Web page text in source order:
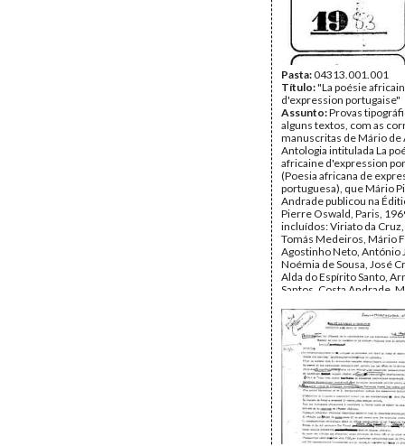
Página(s):32
Pasta:04313.001.001
Título:"La poésie
d'expression portugaise"
Assunto:Provas
alguns textos, com as
manuscritas de Mário de
Antologia intitulada La
africaine d'expression
(Poesia africana de
portuguesa), que Mário
Andrade publicou na
Pierre Oswald, Paris,
incluídos: Viriato da
Tomás Medeiros, Mário
Agostinho Neto, António
Noémia de Sousa, José
Alda do Espírito Santo,
Santos, Costa Andrade,
Tomás Jorge, Alexandre
Fernando Ganhão,
Santos.
Data:1968
Fundo:Arquivo Mário
Andrade
Tipo Documental:
Página(s):75